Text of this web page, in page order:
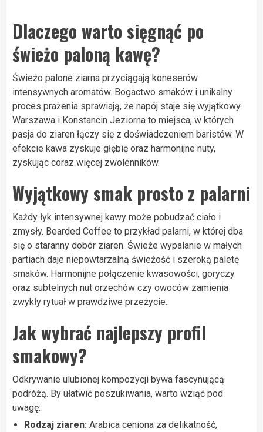
Dlaczego warto sięgnąć po
świeżo paloną kawę?
Świeżo palone ziarna przyciągają koneserów
intensywnych aromatów. Bogactwo smaków i unikalny
proces prażenia sprawiają, że napój staje się wyjątkowy.
Warszawa i Konstancin Jeziorna to miejsca, w których
pasja do ziaren łączy się z doświadczeniem baristów. W
efekcie kawa zyskuje głębię oraz harmonijne nuty,
zyskując coraz więcej zwolenników.
Wyjątkowy smak prosto z palarni
Każdy łyk intensywnej kawy może pobudzać ciało i
zmysły. Bearded Coffee to przykład palarni, w której dba
się o staranny dobór ziaren. Świeże wypalanie w małych
partiach daje niepowtarzalną świeżość i szeroką paletę
smaków. Harmonijne połączenie kwasowości, goryczy
oraz subtelnych nut orzechów czy owoców zamienia
zwykły rytuał w prawdziwe przeżycie.
Jak wybrać najlepszy profil
smakowy?
Odkrywanie ulubionej kompozycji bywa fascynującą
podróżą. By ułatwić poszukiwania, warto wziąć pod
uwagę:
Rodzaj ziaren: Arabica ceniona za delikatność,